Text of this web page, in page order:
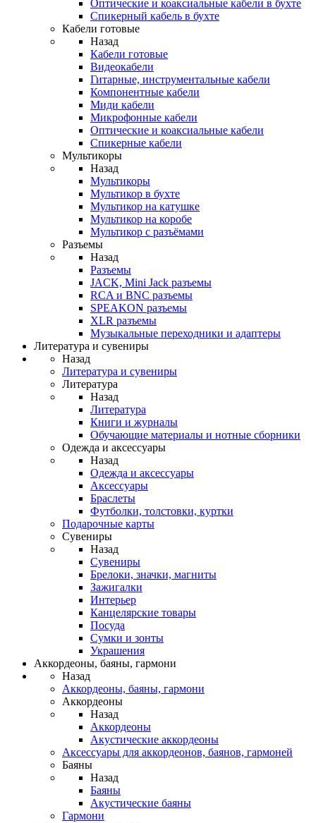
Оптические и коаксиальные кабели в бухте
Спикерный кабель в бухте
Кабели готовые
Назад
Кабели готовые
Видеокабели
Гитарные, инструментальные кабели
Компонентные кабели
Миди кабели
Микрофонные кабели
Оптические и коаксиальные кабели
Спикерные кабели
Мультикоры
Назад
Мультикоры
Мультикор в бухте
Мультикор на катушке
Мультикор на коробе
Мультикор с разъёмами
Разъемы
Назад
Разъемы
JACK, Mini Jack разъемы
RCA и BNC разъемы
SPEAKON разъемы
XLR разъемы
Музыкальные переходники и адаптеры
Литература и сувениры
Назад
Литература и сувениры
Литература
Назад
Литература
Книги и журналы
Обучающие материалы и нотные сборники
Одежда и аксессуары
Назад
Одежда и аксессуары
Аксессуары
Браслеты
Футболки, толстовки, куртки
Подарочные карты
Сувениры
Назад
Сувениры
Брелоки, значки, магниты
Зажигалки
Интерьер
Канцелярские товары
Посуда
Сумки и зонты
Украшения
Аккордеоны, баяны, гармони
Назад
Аккордеоны, баяны, гармони
Аккордеоны
Назад
Аккордеоны
Акустические аккордеоны
Аксессуары для аккордеонов, баянов, гармоней
Баяны
Назад
Баяны
Акустические баяны
Гармони